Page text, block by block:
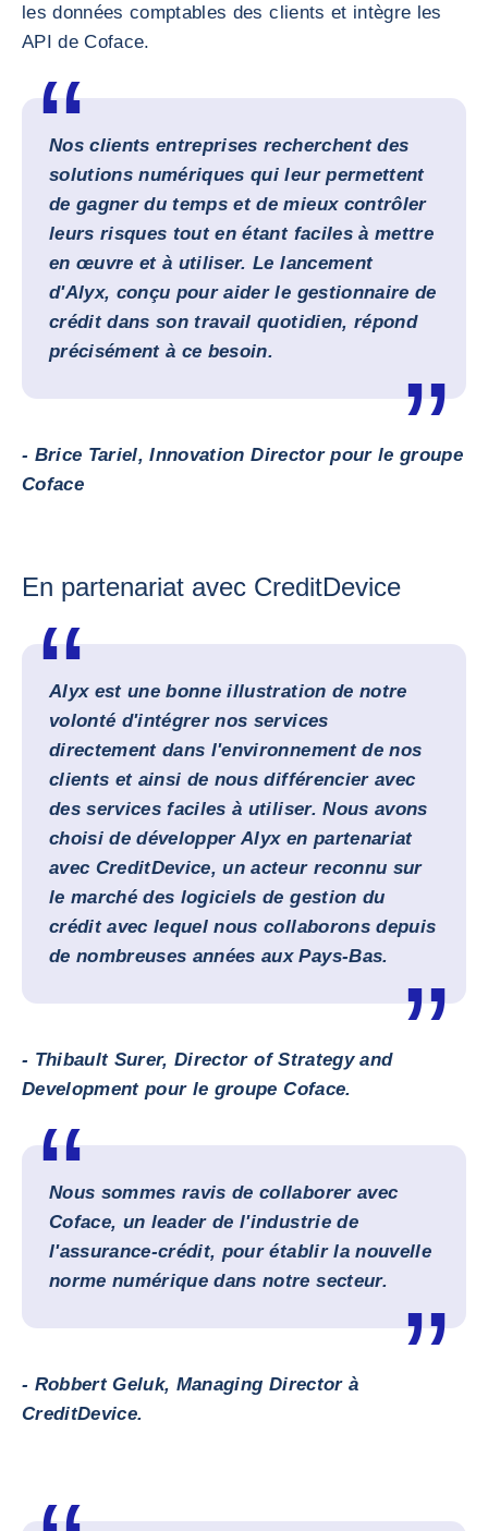
les données comptables des clients et intègre les
API de Coface.
Nos clients entreprises recherchent des
solutions numériques qui leur permettent
de gagner du temps et de mieux contrôler
leurs risques tout en étant faciles à mettre
en œuvre et à utiliser. Le lancement
d'Alyx, conçu pour aider le gestionnaire de
crédit dans son travail quotidien, répond
précisément à ce besoin.
- Brice Tariel, Innovation Director pour le groupe
Coface
En partenariat avec CreditDevice
Alyx est une bonne illustration de notre
volonté d'intégrer nos services
directement dans l'environnement de nos
clients et ainsi de nous différencier avec
des services faciles à utiliser. Nous avons
choisi de développer Alyx en partenariat
avec CreditDevice, un acteur reconnu sur
le marché des logiciels de gestion du
crédit avec lequel nous collaborons depuis
de nombreuses années aux Pays-Bas.
- Thibault Surer, Director of Strategy and
Development pour le groupe Coface.
Nous sommes ravis de collaborer avec
Coface, un leader de l'industrie de
l'assurance-crédit, pour établir la nouvelle
norme numérique dans notre secteur.
- Robbert Geluk, Managing Director à
CreditDevice.